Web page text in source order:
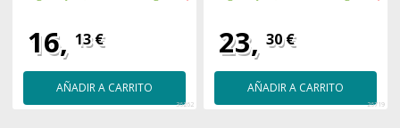
16, 13 €
AÑADIR A CARRITO
36262
23, 30 €
AÑADIR A CARRITO
26719